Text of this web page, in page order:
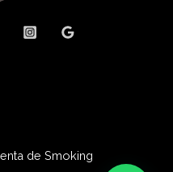
de Smoking